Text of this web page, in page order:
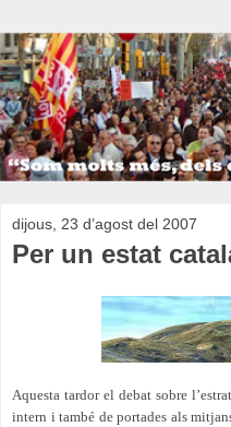
dijous, 23 d’agost del 2007
Per un estat
Aquesta tardor el debat sobre
intern i també de portades als